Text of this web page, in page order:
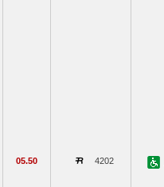
05.50 4202